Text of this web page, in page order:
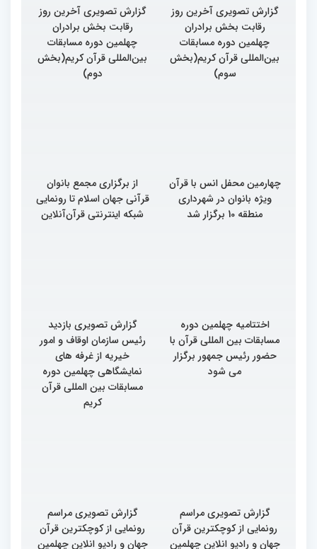
گزارش تصویری آخرین روز
رقابت بخش برادران
گزارش تصویری آخرین روز
رقابت بخش برادران
اختتامیه چهلمین دوره
گزارش تصویری بازدید
رئیس سازمان اوقاف و امور
خیریه از غرفه های